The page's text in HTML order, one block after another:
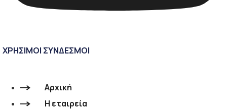
ΧΡΗΣΙΜΟΙ ΣΥΝΔΕΣΜΟΙ
Αρχική
Η εταιρεία